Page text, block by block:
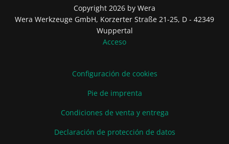
Copyright 2026 by Wera
Wera Werkzeuge GmbH, Korzerter Straße 21-25, D - 42349
Wuppertal
Acceso
Configuración de cookies
Pie de imprenta
Condiciones de venta y entrega
Declaración de protección de datos